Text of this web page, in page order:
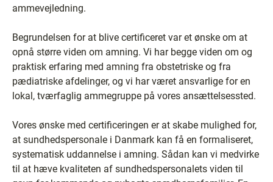
ammevejledning.
Begrundelsen for at blive certificeret var et ønske om at
opnå større viden om amning. Vi har begge viden om og
praktisk erfaring med amning fra obstetriske og fra
pædiatriske afdelinger, og vi har været ansvarlige for en
lokal, tværfaglig ammegruppe på vores ansættelsessted.
Vores ønske med certificeringen er at skabe mulighed for,
at sundhedspersonale i Danmark kan få en formaliseret,
systematisk uddannelse i amning. Sådan kan vi medvirke
til at hæve kvaliteten af sundhedspersonalets viden til